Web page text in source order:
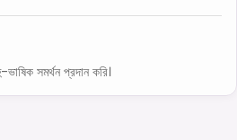
সমর্থন প্রদান করি।